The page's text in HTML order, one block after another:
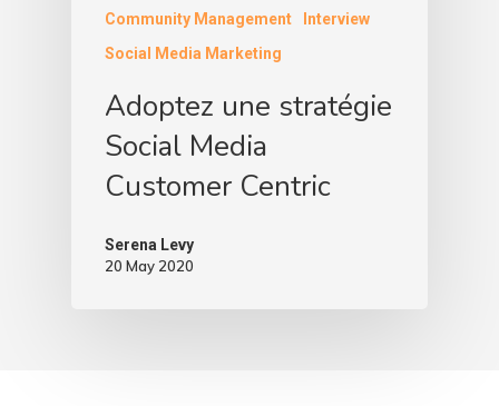
Community Management
Interview
Social Media Marketing
Adoptez une stratégie
Social Media
Customer Centric
Serena Levy
20 May 2020